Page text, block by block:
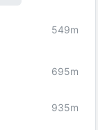
549m
695m
935m